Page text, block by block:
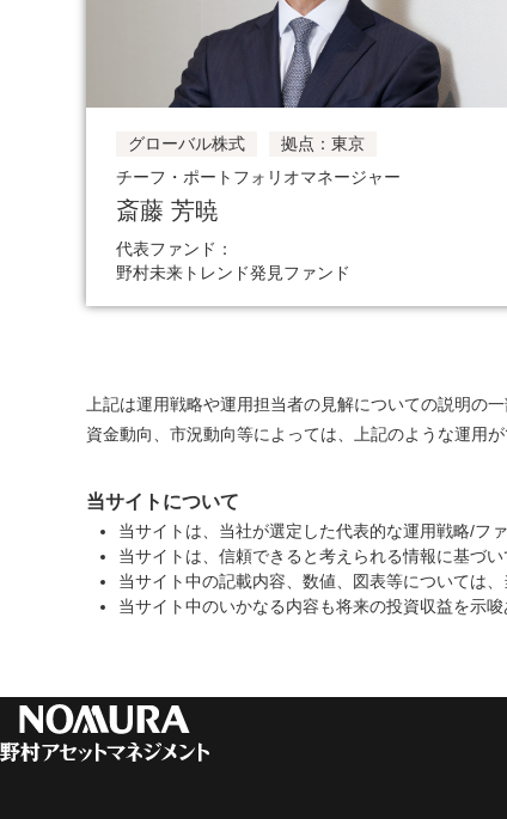
グローバル株式
拠点：東京
チーフ・ポートフォリオマネージャー
斎藤 芳暁
代表ファンド：
野村未来トレンド発見ファンド
上記は運用戦略や運用担当者の見解についての説明の
資金動向、市況動向等によっては、上記のような運用が
当サイトについて
当サイトは、当社が選定した代表的な運用戦略/フ
当サイトは、信頼できると考えられる情報に基づ
当サイト中の記載内容、数値、図表等については
当サイト中のいかなる内容も将来の投資収益を示